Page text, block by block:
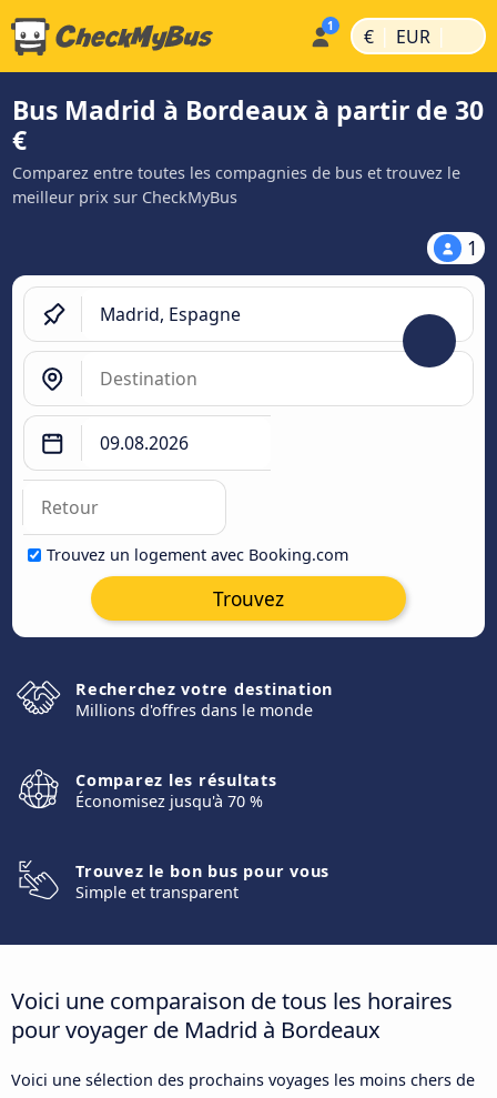
€ | EUR |
Bus Madrid à Bordeaux à partir de 30
€
Comparez entre toutes les compagnies de bus et trouvez le
meilleur prix sur CheckMyBus
1
Trouvez un logement avec Booking.com
Trouvez
Recherchez votre destination
Millions d'offres dans le monde
Comparez les résultats
Économisez jusqu'à 70 %
Trouvez le bon bus pour vous
Simple et transparent
Voici une comparaison de tous les horaires
pour voyager de Madrid à Bordeaux
Voici une sélection des prochains voyages les moins chers de